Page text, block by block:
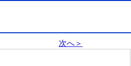
次へ＞